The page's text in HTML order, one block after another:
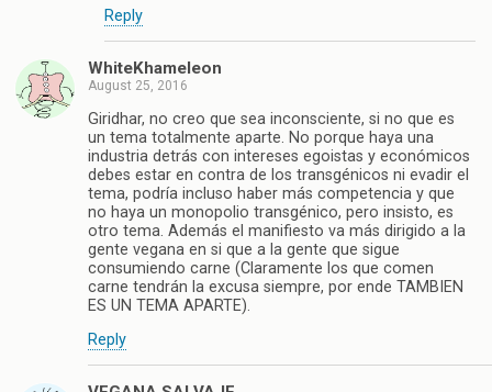
Reply
WhiteKhameleon
August 25, 2016
Giridhar, no creo que sea inconsciente, si no que es
un tema totalmente aparte. No porque haya una
industria detrás con intereses egoistas y económicos
debes estar en contra de los transgénicos ni evadir el
tema, podría incluso haber más competencia y que
no haya un monopolio transgénico, pero insisto, es
otro tema. Además el manifiesto va más dirigido a la
gente vegana en si que a la gente que sigue
consumiendo carne (Claramente los que comen
carne tendrán la excusa siempre, por ende TAMBIEN
ES UN TEMA APARTE).
Reply